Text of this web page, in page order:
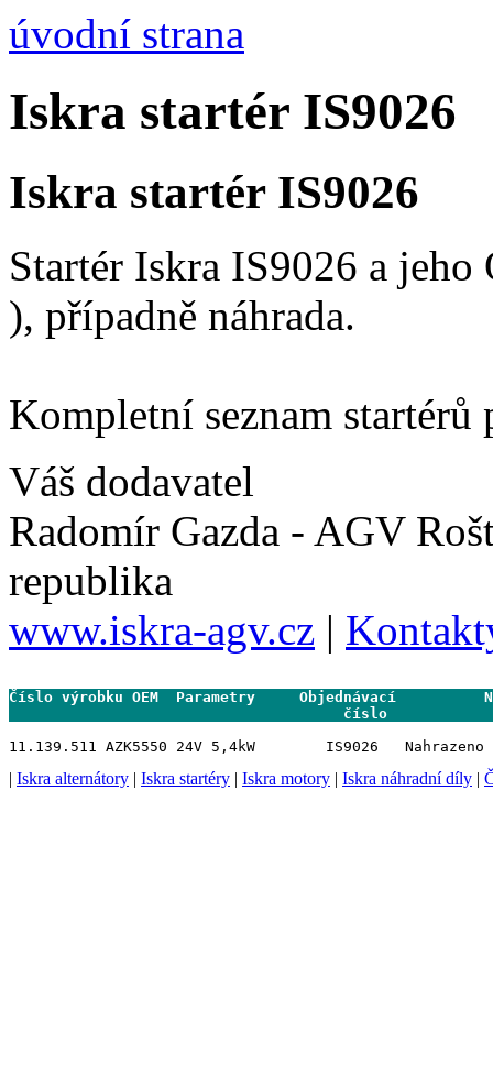
úvodní strana
Iskra startér IS9026
Iskra startér IS9026
Startér Iskra IS9026 a
), případně náhrada.
Kompletní seznam
Váš dodavatel
Radomír Gazda - AGV
republika
www.iskra-agv.cz |
Číslo výrobku OEM  Parametry
| Iskra alternátory | Iskra startéry | Iskra motory | Iskra náhradní díly |